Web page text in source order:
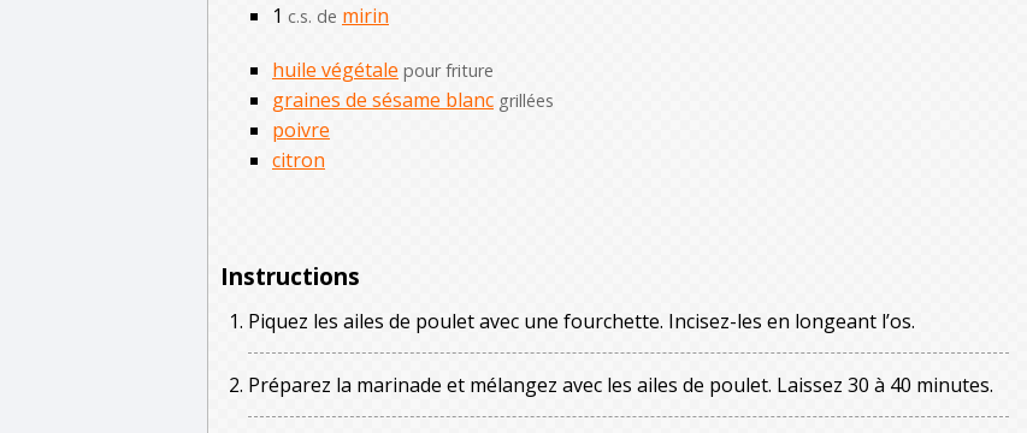
1 c.s. de mirin
huile végétale pour friture
graines de sésame blanc grillées
poivre
citron
Instructions
Piquez les ailes de poulet avec une fourchette. Incisez-les en longeant l’os.
Préparez la marinade et mélangez avec les ailes de poulet. Laissez 30 à 40 minutes.